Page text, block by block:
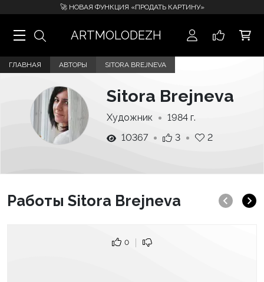
🚀 НОВАЯ ФУНКЦИЯ «ПРОДАТЬ КАРТИНУ»
ARTMOLODEZH
ГЛАВНАЯ АВТОРЫ SITORA BREJNEVA
Sitora Brejneva
Художник
1984 г.
10367
3 2
Работы Sitora Brejneva
0